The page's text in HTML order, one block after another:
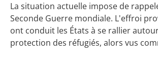
La situation actuelle impose de
Seconde Guerre mondiale. L'effroi
ont conduit les États à se rallier
protection des réfugiés, alors vus